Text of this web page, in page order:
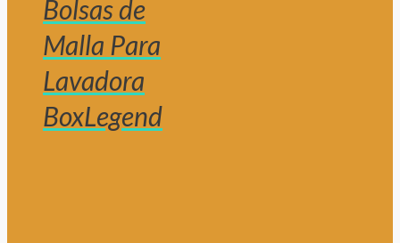
Bolsas de
Malla Para
Lavadora
BoxLegend